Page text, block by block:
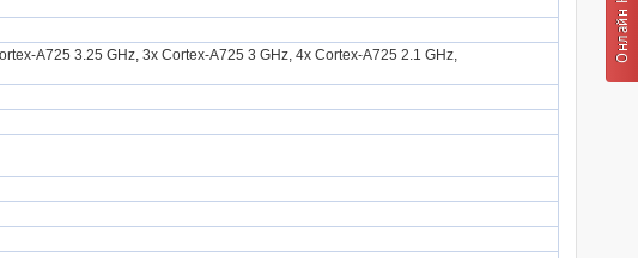
A725 3.25 GHz, 3x Cortex-A725 3 GHz, 4x Cortex-A725 2.1 GHz,